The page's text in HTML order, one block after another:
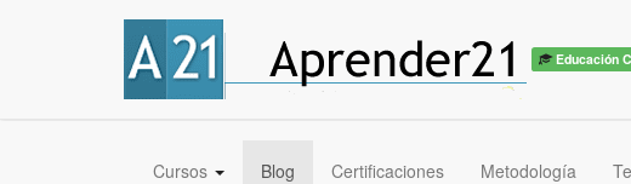
Educación
Cursos Blog Certificaciones Metodología